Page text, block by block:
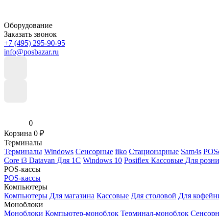
Оборудование
Заказать звонок
+7 (495) 295-90-95
info@posbazar.ru
0
Корзина 0 ₽
Терминалы
Терминалы Windows Сенсорные iiko Стационарные Sam4s
Core i3 Datavan Для 1С Windows 10 Posiflex Кассовые Для
POS-кассы
POS-кассы
Компьютеры
Компьютеры Для магазина Кассовые Для столовой Для
Моноблоки
Моноблоки Компьютер-моноблок Терминал-моноблок